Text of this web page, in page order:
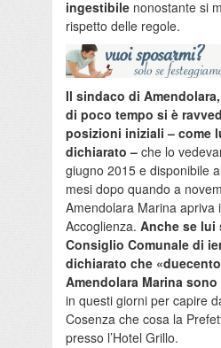
ingestibile nonostante si
rispetto delle regole.
Il sindaco di
di poco tempo si è
posizioni iniziali – come
dichiarato – che lo
giugno 2015 e disponibile
mesi dopo quando a
Amendolara Marina apriva
Accoglienza. Anche se lui
Consiglio Comunale di
dichiarato che
Amendolara Marina
in questi giorni per capire
Cosenza che cosa la
presso l’Hotel Grillo.